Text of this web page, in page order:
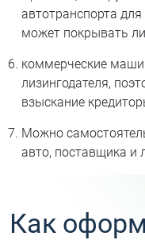
автотранспорта
может покрывать
коммерческие
лизингодателя,
взыскание
Можно
авто, поставщика и
Как